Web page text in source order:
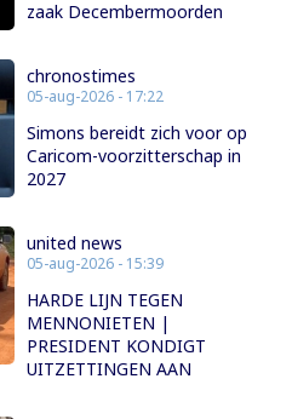
zaak Decembermoorden
chronostimes
05-aug-2026 - 17:22
Simons bereidt zich voor op
Caricom-voorzitterschap in
2027
united news
05-aug-2026 - 15:39
HARDE LIJN TEGEN
MENNONIETEN |
PRESIDENT KONDIGT
UITZETTINGEN AAN